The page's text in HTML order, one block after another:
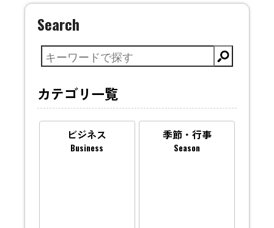
Search
カテゴリ一覧
ビジネス
Business
季節・行事
Season